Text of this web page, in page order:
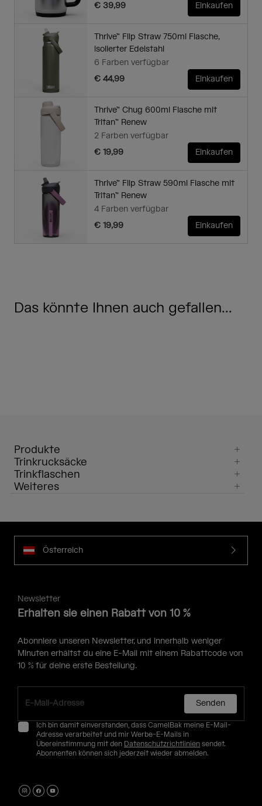
€ 39,99
Einkaufen
Thrive™ Flip Straw 750ml Flasche,
isolierter Edelstahl
6 Farben verfügbar
€ 44,99
Einkaufen
Thrive™ Chug 600ml Flasche mit
Tritan™ Renew
2 Farben verfügbar
€ 19,99
Einkaufen
Thrive™ Flip Straw 590ml Flasche mit
Tritan™ Renew
4 Farben verfügbar
€ 19,99
Einkaufen
Das könnte Ihnen auch gefallen...
Produkte
Trinkrucksäcke
Trinkflaschen
Weiteres
Österreich
Newsletter
Erhalten sie einen Rabatt von 10 %
Abonniere unseren Newsletter, und innerhalb weniger
Minuten erhältst du eine E-Mail mit einem Rabattcode von
10 % für deine erste Bestellung.
Senden
Ich bin damit einverstanden, dass CamelBak meine E-Mail-
Adresse verarbeitet und mir Werbe-E-Mails in
Übereinstimmung mit den Datenschutzrichtlinien sendet.
Abonnenten können sich jederzeit wieder abmelden.